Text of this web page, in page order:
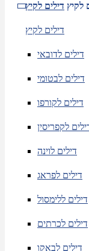
לקיץ דילים לקיץ
דילים לקיץ
דילים לדובאי
דילים לבטומי
דילים לקורפו
לקפריסין
דילים לוינה
דילים לפראג
דילים ללימסול
דילים לכרתים
דילים לבאקו